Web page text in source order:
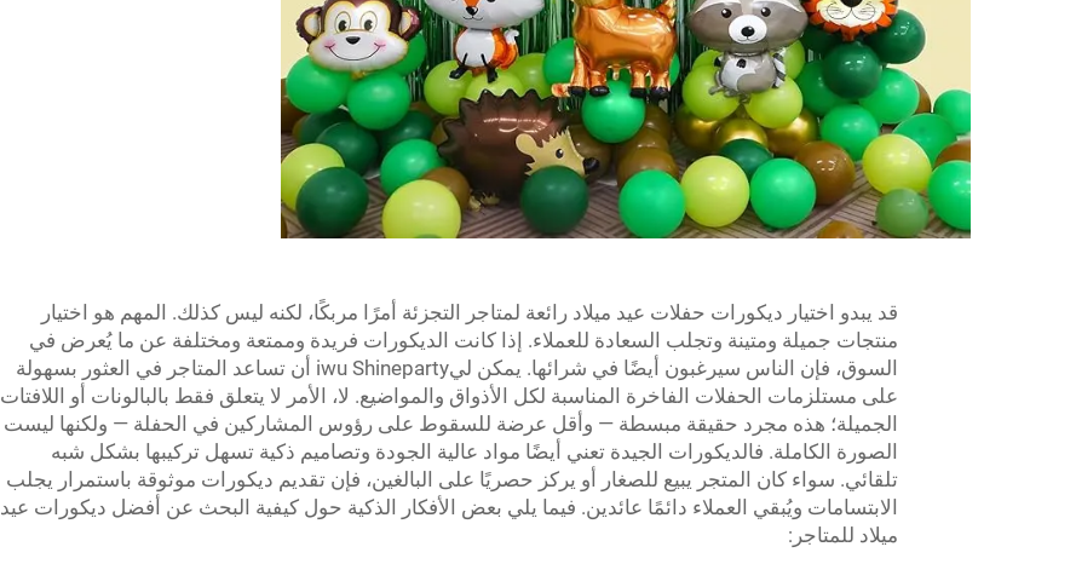
قد يبدو اختيار ديكورات حفلات عيد ميلاد رائعة لمتاجر التجزئة أمرًا مربكًا، لكنه ليس كذلك. المهم هو اختيار
منتجات جميلة ومتينة وتجلب السعادة للعملاء. إذا كانت الديكورات فريدة وممتعة ومختلفة عن ما يُعرض في
السوق، فإن الناس سيرغبون أيضًا في شرائها. يمكن ليiwu Shineparty أن تساعد المتاجر في العثور بسهولة
على مستلزمات الحفلات الفاخرة المناسبة لكل الأذواق والمواضيع. لا، الأمر لا يتعلق فقط بالبالونات أو اللافتات
الجميلة؛ هذه مجرد حقيقة مبسطة — وأقل عرضة للسقوط على رؤوس المشاركين في الحفلة — ولكنها ليست
الصورة الكاملة. فالديكورات الجيدة تعني أيضًا مواد عالية الجودة وتصاميم ذكية تسهل تركيبها بشكل شبه
تلقائي. سواء كان المتجر يبيع للصغار أو يركز حصريًا على البالغين، فإن تقديم ديكورات موثوقة باستمرار يجلب
الابتسامات ويُبقي العملاء دائمًا عائدين. فيما يلي بعض الأفكار الذكية حول كيفية البحث عن أفضل ديكورات عيد
ميلاد للمتاجر: